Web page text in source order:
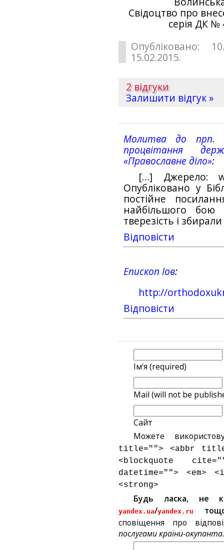
Свiдоцтво про
серiя ДК №
Опубліковано:
15.02.2015.
2 відгуки
Залишити відгук »
Молитва до прп.
процвiтання
«Православне діло»
[…] Джерело:
Опубліковано у
постійне
найбільшого бою
тверезість і
Відповіcти
Епископ Іов
http://
Відповіcти
Ім'я (required)
Mail (will not be
Сайт
Можете
title=""> <abbr
<blockquote
datetime=""> <em>
<strong>
Будь ласка, не
yandex.ua/yandex.ru
сповіщення про
послугами країни-